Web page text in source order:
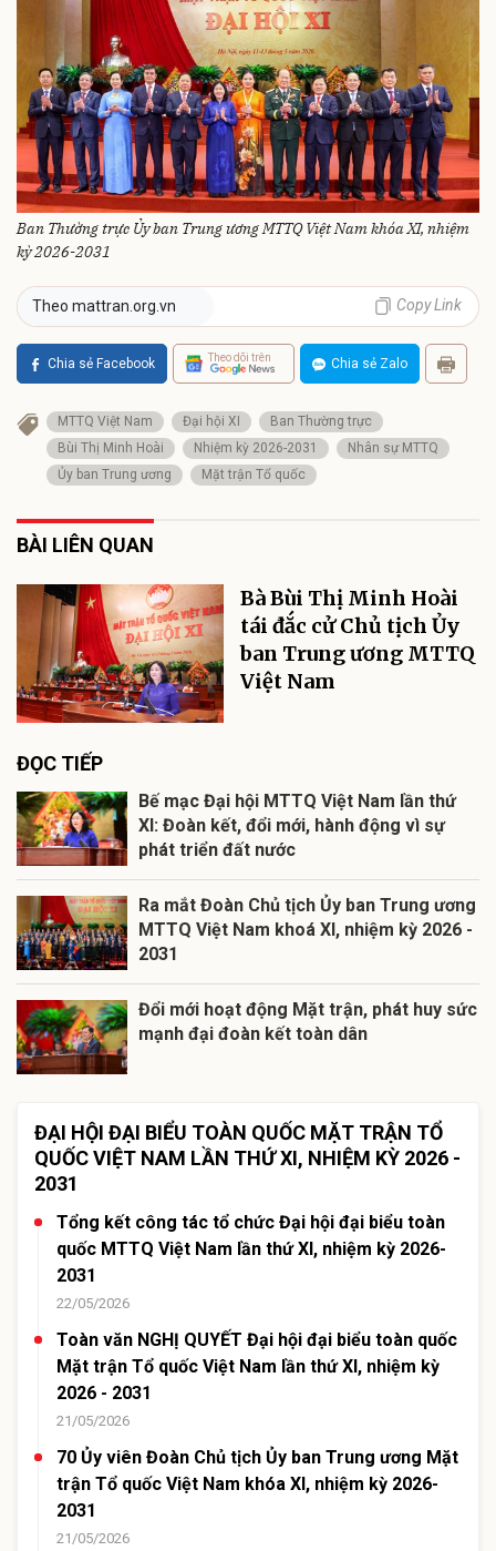
Ban Thường trực Ủy ban Trung ương MTTQ Việt Nam khóa XI, nhiệm
kỳ 2026-2031
Theo mattran.org.vn Copy Link
Chia sẻ Facebook Theo dõi trên Chia sẻ Zalo
MTTQ Việt Nam Đại hội XI
Ban Thường trực
Bùi Thị Minh Hoài
Nhiệm kỳ 2026-2031
Nhân sự MTTQ
Ủy ban Trung ương
Mặt trận Tổ quốc
BÀI LIÊN QUAN
Bà Bùi Thị Minh Hoài
tái đắc cử Chủ tịch Ủy
ban Trung ương MTTQ
Việt Nam
ĐỌC TIẾP
Bế mạc Đại hội MTTQ Việt Nam lần thứ
XI: Đoàn kết, đổi mới, hành động vì sự
phát triển đất nước
Ra mắt Đoàn Chủ tịch Ủy ban Trung ương
MTTQ Việt Nam khoá XI, nhiệm kỳ 2026 -
2031
Đổi mới hoạt động Mặt trận, phát huy sức
mạnh đại đoàn kết toàn dân
ĐẠI HỘI ĐẠI BIỂU TOÀN QUỐC MẶT TRẬN TỔ
QUỐC VIỆT NAM LẦN THỨ XI, NHIỆM KỲ 2026 -
2031
Tổng kết công tác tổ chức Đại hội đại biểu toàn
quốc MTTQ Việt Nam lần thứ XI, nhiệm kỳ 2026-
2031
22/05/2026
Toàn văn NGHỊ QUYẾT Đại hội đại biểu toàn quốc
Mặt trận Tổ quốc Việt Nam lần thứ XI, nhiệm kỳ
2026 - 2031
21/05/2026
70 Ủy viên Đoàn Chủ tịch Ủy ban Trung ương Mặt
trận Tổ quốc Việt Nam khóa XI, nhiệm kỳ 2026-
2031
21/05/2026